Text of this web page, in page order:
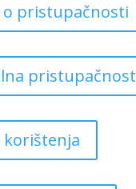
o pristupačnosti
pristupačnost
korištenja